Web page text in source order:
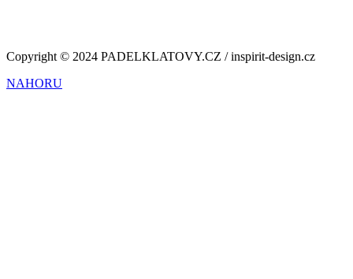
Copyright © 2024 PADELKLATOVY.CZ / inspirit-design.cz
NAHORU